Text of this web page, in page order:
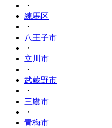
・
練馬区
・
八王子市
・
立川市
・
武蔵野市
・
三鷹市
・
青梅市